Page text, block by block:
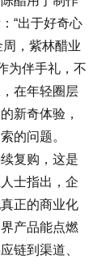
“出于好奇心
周，紫林醋业
为伴手礼，不
在年轻圈层
新奇体验，
的问题。
复购，这是
士指出，企
正的商业化
产品能点燃
链到渠道、